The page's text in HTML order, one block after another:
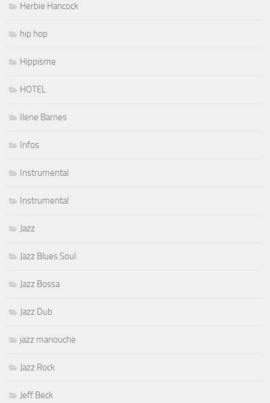
Herbie Hancock
hip hop
Hippisme
HOTEL
Ilene Barnes
Infos
Instrumental
Instrumental
Jazz
Jazz Blues Soul
Jazz Bossa
Jazz Dub
jazz manouche
Jazz Rock
Jeff Beck